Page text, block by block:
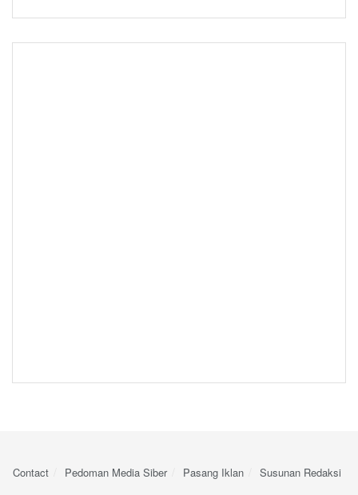
Contact Pedoman Media Siber Pasang Iklan Susunan Redaksi